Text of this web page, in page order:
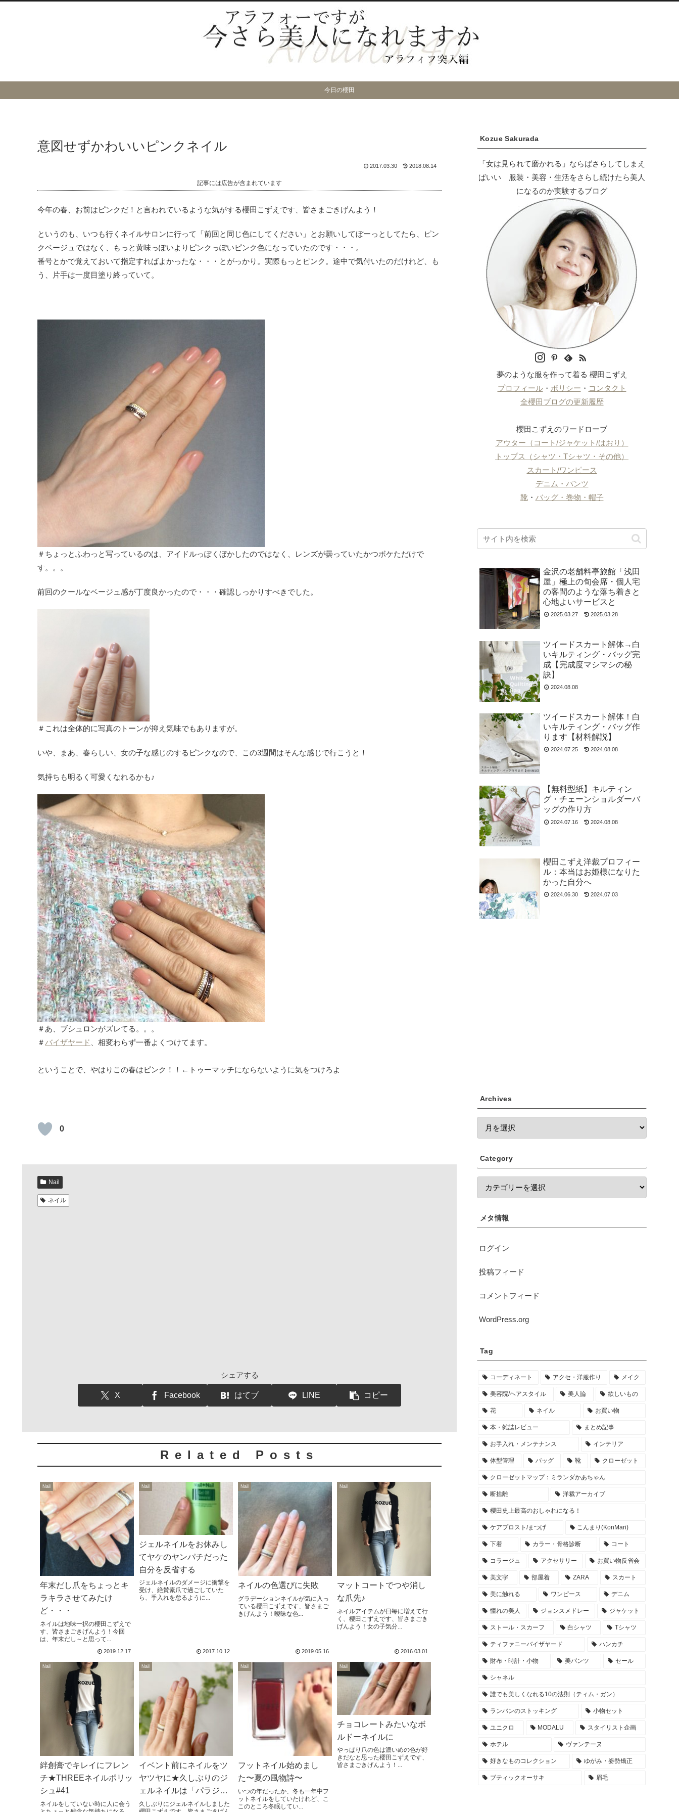
今日の櫻田
意図せずかわいいピンクネイル
2017.03.30 2018.08.14
記事には広告が含まれています
今年の春、お前はピンクだ！と言われているような気がする櫻田こずえです、皆さまごきげんよう！
というのも、いつも行くネイルサロンに行って「前回と同じ色にしてください」とお願いしてぼーっとしてたら、ピン
クベージュではなく、もっと黄味っぽいよりピンクっぽいピンク色になっていたのです・・・。
番号とかで覚えておいて指定すればよかったな・・・とがっかり。実際もっとピンク。途中で気付いたのだけれど、も
う、片手は一度目塗り終っていて。
＃ちょっとふわっと写っているのは、アイドルっぽくぼかしたのではなく、レンズが曇っていたかつボケただけで
す。。。
前回のクールなベージュ感が丁度良かったので・・・確認しっかりすべきでした。
＃これは全体的に写真のトーンが抑え気味でもありますが。
いや、まあ、春らしい、女の子な感じのするピンクなので、この3週間はそんな感じで行こうと！
気持ちも明るく可愛くなれるかも♪
＃あ、ブシュロンがズレてる。。。
＃バイザヤード 、相変わらず一番よくつけてます。
ということで、やはりこの春はピンク！！←トゥーマッチにならないように気をつけろよ
0
Nail
ネイル
シェアする
X Facebook はてブ LINE コピー
Related Posts
Nail
年末だし爪をちょっとキ
ラキラさせてみたけ
ど・・・
ネイルは地味一択の櫻田こずえで
す、皆さまごきげんよう！今回
は、年末だし～と思って...
2019.12.17
Nail
ジェルネイルをお休みし
てヤケのヤンパチだった
自分を反省する
ジェルネイルのダメージに衝撃を
受け、絶賛素爪で過ごしていた
ら、手入れを怠るように...
2017.10.12
Nail
ネイルの色選びに失敗
グラデーションネイルが気に入っ
ている櫻田こずえです、皆さまご
きげんよう！曖昧な色...
2019.05.16
Nail
マットコートでつや消し
な爪先♪
ネイルアイテムが日毎に増えて行
く、櫻田こずえです、皆さまごき
げんよう！女の子気分...
2016.03.01
Nail
絆創膏でキレイにフレン
チ★THREEネイルポリッ
シュ#41
ネイルをしていない時に人に会う
Nail
イベント前にネイルをツ
ヤツヤに★久しぶりのジ
ェルネイルは「パラジェ
ル」で
久しぶりにジェルネイルしました
Nail
フットネイル始めまし
た〜夏の風物詩〜
いつの年だったか、冬も一年中フ
ットネイルをしていたけれど、こ
このところ冬眠してい...
Nail
チョコレートみたいなボ
ルドーネイルに
やっぱり爪の色は濃いめの色が好
きだなと思った櫻田こずえです、
皆さまごきげんよう！...
Kozue Sakurada
「女は見られて磨かれる」ならばさらしてしまえ
ばいい 服装・美容・生活をさらし続けたら美人
になるのか実験するブログ
夢のような服を作って着る 櫻田こずえ
プロフィール・ ポリシー ・ コンタクト
全櫻田ブログの更新履歴
櫻田こずえのワードローブ
アウター（コート/ジャケット/はおり）
トップス（シャツ・Tシャツ・その他）
スカート/ワンピース
デニム・パンツ
靴・ バッグ・巻物・帽子
金沢の老舗料亭旅館「浅田
屋」極上の旬会席・個人宅
の客間のような落ち着きと
心地よいサービスと
2025.03.27 2025.03.28
ツイードスカート解体→白
いキルティング・バッグ完
成【完成度マシマシの秘
訣】
2024.08.08
ツイードスカート解体！白
いキルティング・バッグ作
ります【材料解説】
2024.07.25 2024.08.08
【無料型紙】キルティン
グ・チェーンショルダーバ
ッグの作り方
2024.07.16 2024.08.08
櫻田こずえ洋裁プロフィー
ル：本当はお姫様になりた
かった自分へ
2024.06.30 2024.07.03
Archives
Category
メタ情報
ログイン
投稿フィード
コメントフィード
WordPress.org
Tag
コーディネート アクセ・洋服作り メイク
美容院/ヘアスタイル 美人論 欲しいもの
花 ネイル お買い物
本・雑誌レビュー まとめ記事
お手入れ・メンテナンス インテリア
体型管理 バッグ 靴 クローゼット
クローゼットマップ：ミランダかあちゃん
断捨離 洋裁アーカイブ
櫻田史上最高のおしゃれになる！
ケアプロスト/まつげ こんまり(KonMari)
下着 カラー・骨格診断 コート
コラージュ アクセサリー お買い物反省会
美文字 部屋着 ZARA スカート
美に触れる ワンピース デニム
憧れの美人 ジョンスメドレー ジャケット
ストール・スカーフ 白シャツ Tシャツ
ティファニーバイザヤード ハンカチ
財布・時計・小物 美パンツ セール
シャネル
誰でも美しくなれる10の法則（ティム・ガン）
ランバンのストッキング 小物セット
ユニクロ MODALU スタイリスト企画
ホテル ヴァンテーヌ
好きなものコレクション ゆがみ・姿勢矯正
ブティックオーサキ 眉毛